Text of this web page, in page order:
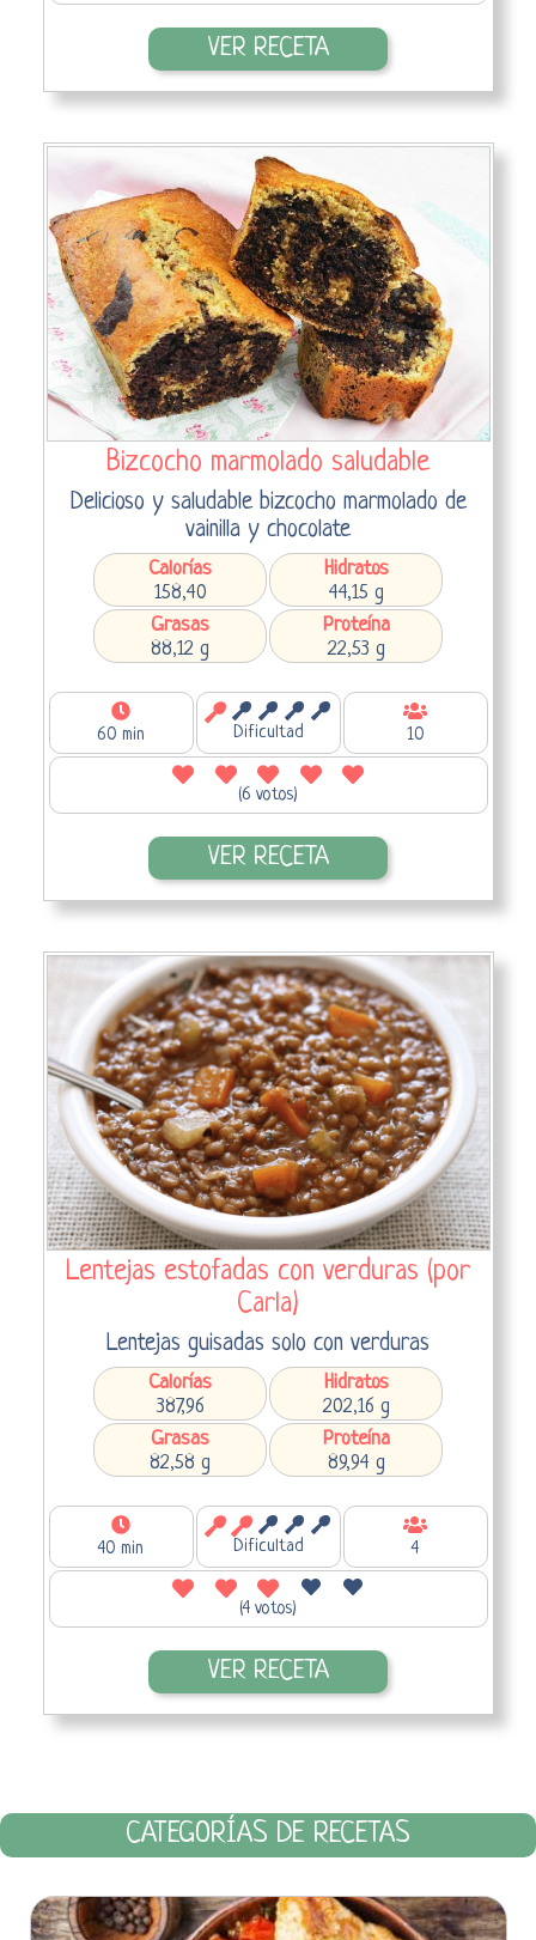
VER RECETA
Bizcocho marmolado saludable
Delicioso y saludable bizcocho marmolado de
vainilla y chocolate
Calorías
158,40
Hidratos
44,15 g
Grasas
88,12 g
Proteína
22,53 g
60 min Dificultad 10
(6 votos)
VER RECETA
Lentejas estofadas con verduras (por
Carla)
Lentejas guisadas solo con verduras
Calorías
387,96
Hidratos
202,16 g
Grasas
82,58 g
Proteína
89,94 g
40 min Dificultad 4
(4 votos)
VER RECETA
CATEGORÍAS DE RECETAS